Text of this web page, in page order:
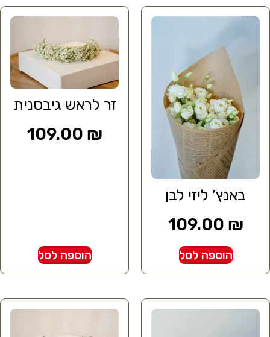
באנץ’ ליזי לבן
109.00 ₪
הוספה לסל
זר לראש גיבסנית
109.00 ₪
הוספה לסל